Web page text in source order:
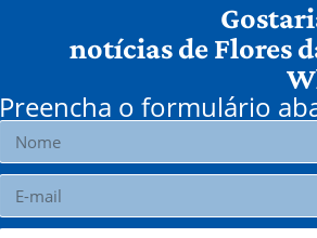
notícias de Flores
Preencha o formulário